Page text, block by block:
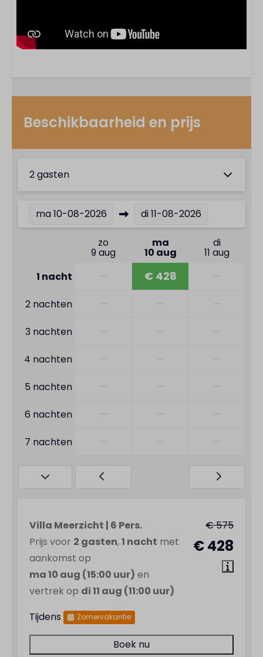
Beschikbaarheid en prijs
2 gasten
ma10-08-2026 di11-08-2026
zo
9 aug
ma
10 aug
di
11 aug
1 nacht
€ 428
2 nachten
3 nachten
4 nachten
5 nachten
6 nachten
7 nachten
€ 575
€ 428
Villa Meerzicht | 6 Pers.
Prijs voor 2 gasten,1 nacht met
aankomst op
ma 10 aug (15:00 uur) en
vertrek op di 11 aug (11:00 uur)
Tijdens
Zomervakantie
Boek nu